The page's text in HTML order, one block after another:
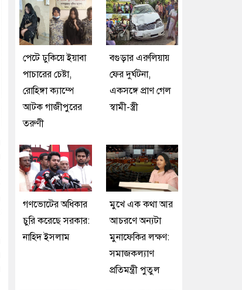
পেটে ঢুকিয়ে ইয়াবা
পাচারের চেষ্টা,
রোহিঙ্গা ক্যাম্পে
আটক গাজীপুরের
তরুণী
বগুড়ার এরুলিয়ায়
ফের দুর্ঘটনা,
একসঙ্গে প্রাণ গেল
স্বামী-স্ত্রী
গণভোটের অধিকার
চুরি করেছে সরকার:
নাহিদ ইসলাম
মুখে এক কথা আর
আচরণে অন্যটা
মুনাফেকির লক্ষণ:
সমাজকল্যাণ
প্রতিমন্ত্রী পুতুল